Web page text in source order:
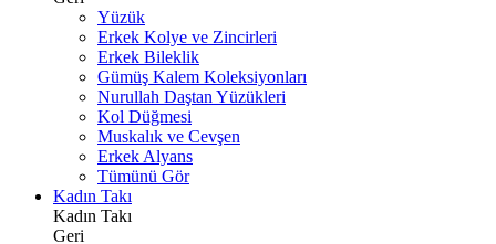
Yüzük
Erkek Kolye ve Zincirleri
Erkek Bileklik
Gümüş Kalem Koleksiyonları
Nurullah Daştan Yüzükleri
Kol Düğmesi
Muskalık ve Cevşen
Erkek Alyans
Tümünü Gör
Kadın Takı
Kadın Takı
Geri